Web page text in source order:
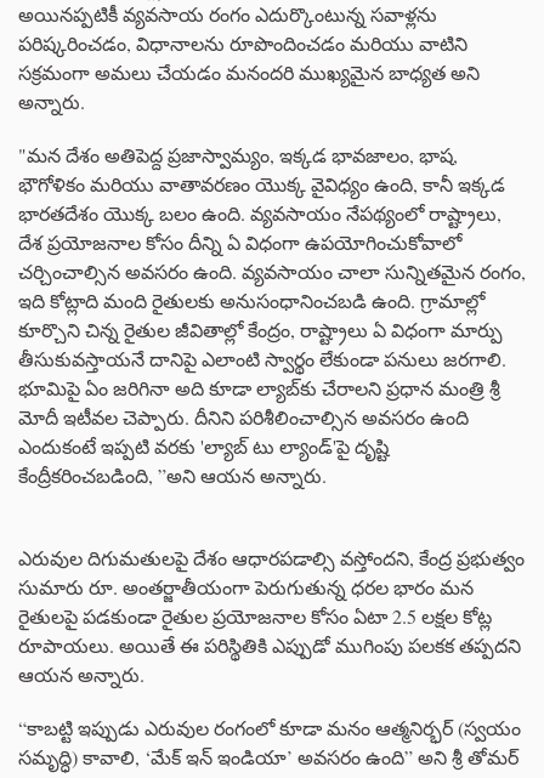
అయినప్పటికీ వ్యవసాయ రంగం ఎదుర్కొంటున్న సవాళ్లను
పరిష్కరించడం, విధానాలను రూపొందించడం మరియు వాటిని
సక్రమంగా అమలు చేయడం మనందరి ముఖ్యమైన బాధ్యత అని
అన్నారు.
"మన దేశం అతిపెద్ద ప్రజాస్వామ్యం, ఇక్కడ భావజాలం, భాష,
భౌగోళికం మరియు వాతావరణం యొక్క వైవిధ్యం ఉంది, కానీ ఇక్కడ
భారతదేశం యొక్క బలం ఉంది. వ్యవసాయం నేపథ్యంలో రాష్ట్రాలు,
దేశ ప్రయోజనాల కోసం దీన్ని ఏ విధంగా ఉపయోగించుకోవాలో
చర్చించాల్సిన అవసరం ఉంది. వ్యవసాయం చాలా సున్నితమైన రంగం,
ఇది కోట్లాది మంది రైతులకు అనుసంధానించబడి ఉంది. గ్రామాల్లో
కూర్చొని చిన్న రైతుల జీవితాల్లో కేంద్రం, రాష్ట్రాలు ఏ విధంగా మార్పు
తీసుకువస్తాయనే దానిపై ఎలాంటి స్వార్థం లేకుండా పనులు జరగాలి.
భూమిపై ఏం జరిగినా అది కూడా ల్యాబ్‌కు చేరాలని ప్రధాన మంత్రి శ్రీ
మోదీ ఇటీవల చెప్పారు. దీనిని పరిశీలించాల్సిన అవసరం ఉంది
ఎందుకంటే ఇప్పటి వరకు 'ల్యాబ్ టు ల్యాండ్'పై దృష్టి
కేంద్రీకరించబడింది, ”అని ఆయన అన్నారు.
ఎరువుల దిగుమతులపై దేశం ఆధారపడాల్సి వస్తోందని, కేంద్ర ప్రభుత్వం
సుమారు రూ. అంతర్జాతీయంగా పెరుగుతున్న ధరల భారం మన
రైతులపై పడకుండా రైతుల ప్రయోజనాల కోసం ఏటా 2.5 లక్షల కోట్ల
రూపాయలు. అయితే ఈ పరిస్థితికి ఎప్పుడో ముగింపు పలకక తప్పదని
ఆయన అన్నారు.
“కాబట్టి ఇప్పుడు ఎరువుల రంగంలో కూడా మనం ఆత్మనిర్భర్ (స్వయం
సమృద్ధి) కావాలి, ‘మేక్ ఇన్ ఇండియా’ అవసరం ఉంది” అని శ్రీ తోమర్